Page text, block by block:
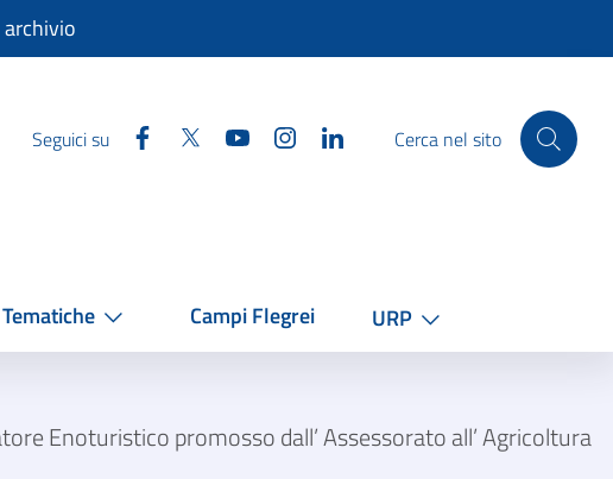
Seguici su Facebook
Twitter YouTube InstagramLinkedinCerca nel sito
Campi Flegrei URP
Enoturistico promosso dall’ Assessorato all’ Agricoltura